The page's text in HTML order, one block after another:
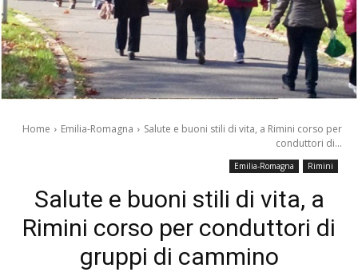
Home Emilia-Romagna
Salute e buoni stili di vita, a Rimini corso per
conduttori di...
Emilia-Romagna Rimini
Salute e buoni stili di vita, a
Rimini corso per conduttori di
gruppi di cammino